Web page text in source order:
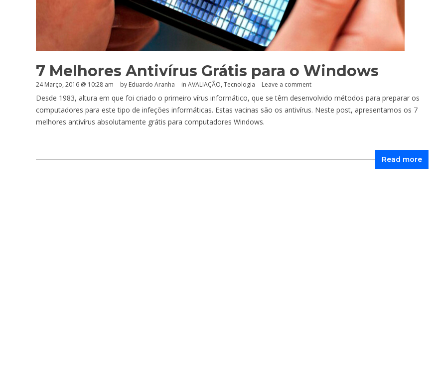
7 Melhores Antivírus Grátis para o Windows
24 Março, 2016 @ 10:28 am by Eduardo Aranha in AVALIAÇÃO, Tecnologia Leave a comment
Desde 1983, altura em que foi criado o primeiro vírus informático, que se têm desenvolvido métodos para preparar os
computadores para este tipo de infeções informáticas. Estas vacinas são os antivírus. Neste post, apresentamos os 7
melhores antivírus absolutamente grátis para computadores Windows.
Read more